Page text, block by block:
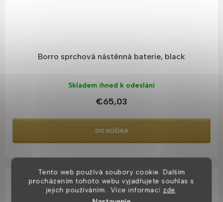
Tento web používá soubory cookie. Dalším
procházením tohoto webu vyjadřujete souhlas s
jejich používáním.. Více informací zde.
Borro sprchová nástěnná baterie, black
Skladem ihned k odeslání
€65,03
DO KOŠÍKA
TOP PRODUKT
U NÁS K VIDĚNÍ